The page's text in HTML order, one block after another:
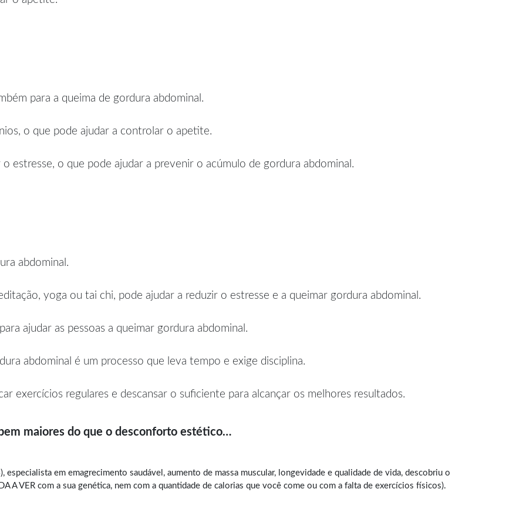
para a queima de gordura abdominal.
o que pode ajudar a controlar o apetite.
estresse, o que pode ajudar a prevenir o acúmulo de gordura abdominal.
abdominal.
yoga ou tai chi, pode ajudar a reduzir o estresse e a queimar gordura abdominal.
ajudar as pessoas a queimar gordura abdominal.
abdominal é um processo que leva tempo e exige disciplina.
exercícios regulares e descansar o suficiente para alcançar os melhores resultados.
maiores do que o desconforto estético…
especialista em emagrecimento saudável , aumento de massa muscular, longevidade e qualidade de vida, descobriu o
A VER com a sua genética, nem com a quantidade de calorias que você come ou com a falta de exercícios físicos).